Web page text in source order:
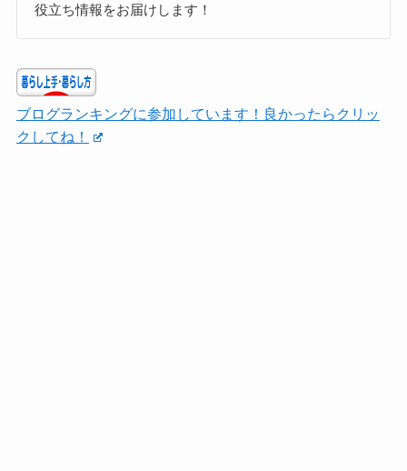
役立ち情報をお届けします！
ブログランキングに参加しています！良かったらクリッ
クしてね！